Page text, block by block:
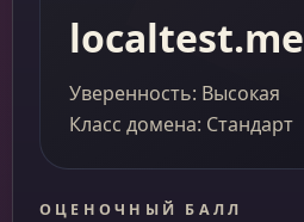
localtest.me
Уверенность: Высокая
Класс домена: Стандарт
ОЦЕНОЧНЫЙ БАЛЛ